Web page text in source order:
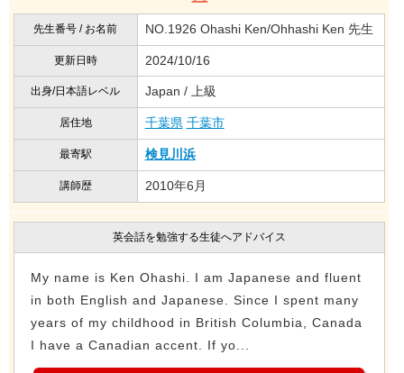
先生番号 / お名前 NO.1926 Ohashi Ken/Ohhashi Ken 先生
更新日時 2024/10/16
出身/日本語レベル Japan / 上級
居住地 千葉県 千葉市
最寄駅 検見川浜
講師歴 2010年6月
英会話を勉強する生徒へアドバイス
My name is Ken Ohashi. I am Japanese and fluent
in both English and Japanese. Since I spent many
years of my childhood in British Columbia, Canada
I have a Canadian accent. If yo...